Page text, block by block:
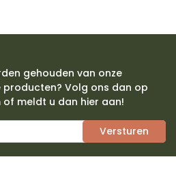
gehouden van onze
Volg ons dan op
meldt u dan hier aan!
Versturen